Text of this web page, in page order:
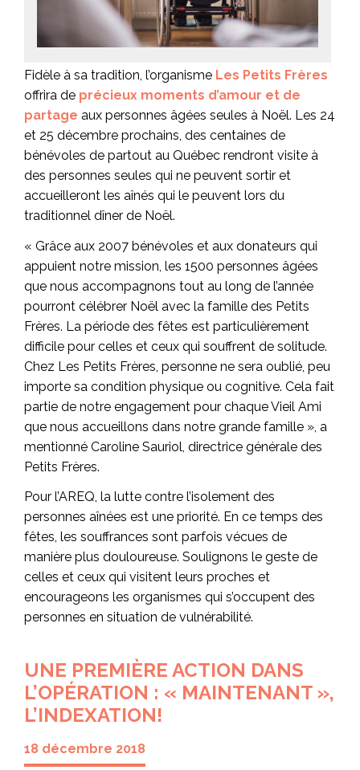
Fidèle à sa tradition, l’organisme Les Petits Frères
offrira de précieux moments d’amour et de
partage aux personnes âgées seules à Noël. Les 24
et 25 décembre prochains, des centaines de
bénévoles de partout au Québec rendront visite à
des personnes seules qui ne peuvent sortir et
accueilleront les aînés qui le peuvent lors du
traditionnel dîner de Noël.
« Grâce aux 2007 bénévoles et aux donateurs qui
appuient notre mission, les 1500 personnes âgées
que nous accompagnons tout au long de l’année
pourront célébrer Noël avec la famille des Petits
Frères. La période des fêtes est particulièrement
difficile pour celles et ceux qui souffrent de solitude.
Chez Les Petits Frères, personne ne sera oublié, peu
importe sa condition physique ou cognitive. Cela fait
partie de notre engagement pour chaque Vieil Ami
que nous accueillons dans notre grande famille », a
mentionné Caroline Sauriol, directrice générale des
Petits Frères.
Pour l’AREQ, la lutte contre l’isolement des
personnes aînées est une priorité. En ce temps des
fêtes, les souffrances sont parfois vécues de
manière plus douloureuse. Soulignons le geste de
celles et ceux qui visitent leurs proches et
encourageons les organismes qui s’occupent des
personnes en situation de vulnérabilité.
UNE PREMIÈRE ACTION DANS
L’OPÉRATION : « MAINTENANT »,
L’INDEXATION!
18 décembre 2018